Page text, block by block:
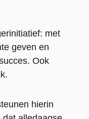
met
geven en
Ook
hierin